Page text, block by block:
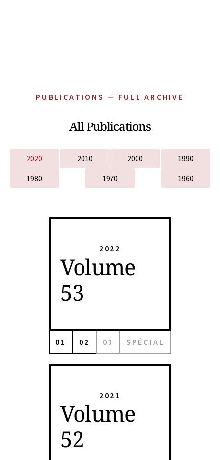
PUBLICATIONS — FULL ARCHIVE
All Publications
2020 2010 2000
1990
1980
1970 1960
2022
Volume
53
01 02 03 SPÉCIAL
2021
Volume
52